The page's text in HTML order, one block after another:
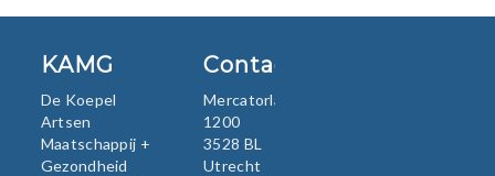
KAMG
De Koepel
Artsen
Maatschappij +
Gezondheid
Contact
Mercatorlaan
1200
3528 BL
Utrecht